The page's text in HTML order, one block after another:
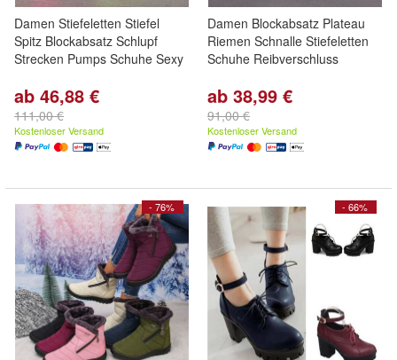
Damen Stiefeletten Stiefel
Spitz Blockabsatz Schlupf
Strecken Pumps Schuhe Sexy
ab 46,88 €
111,00 €
Kostenloser Versand
Damen Blockabsatz Plateau
Riemen Schnalle Stiefeletten
Schuhe Reibverschluss
ab 38,99 €
91,00 €
Kostenloser Versand
- 76% - 66%